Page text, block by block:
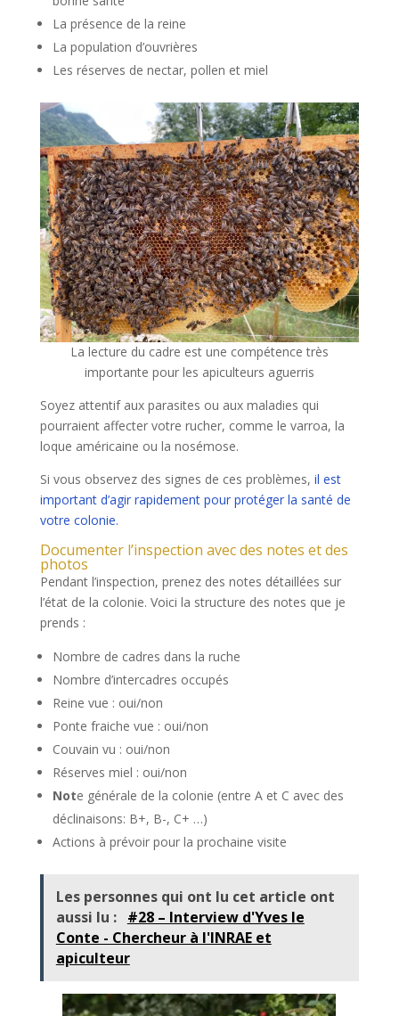
La présence de la reine
La population d’ouvrières
Les réserves de nectar, pollen et miel
La lecture du cadre est une compétence très
importante pour les apiculteurs aguerris
Soyez attentif aux parasites ou aux maladies qui
pourraient affecter votre rucher, comme le varroa, la
loque américaine ou la nosémose.
Si vous observez des signes de ces problèmes, il est
important d’agir rapidement pour protéger la santé de
votre colonie.
Documenter l’inspection avec des notes et des
photos
Pendant l’inspection, prenez des notes détaillées sur
l’état de la colonie. Voici la structure des notes que je
prends :
Nombre de cadres dans la ruche
Nombre d’intercadres occupés
Reine vue : oui/non
Ponte fraiche vue : oui/non
Couvain vu : oui/non
Réserves miel : oui/non
Note générale de la colonie (entre A et C avec des
déclinaisons: B+, B-, C+ …)
Actions à prévoir pour la prochaine visite
Les personnes qui ont lu cet article ont
aussi lu : #28 – Interview d'Yves le
Conte - Chercheur à l'INRAE et
apiculteur